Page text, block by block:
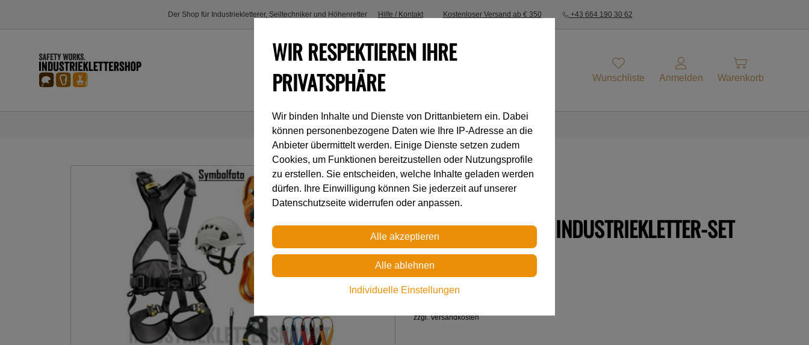
Der Shop für Industriekletterer, Seiltechniker und Höhenretter Hilfe / Kontakt Kostenloser Versand ab € 350 +43 664 190 30 62
Wunschliste Anmelden Warenkorb
Industrieklettern Accessoires
Petzl
PETZL EINSTEIGER INDUSTRIEKLETTER-SET
PSA Set für Einsteiger
€ 1.800,00
zzgl. Versandkosten
WIR RESPEKTIEREN IHRE
PRIVATSPHÄRE
Wir binden Inhalte und Dienste von Drittanbietern ein. Dabei
können personenbezogene Daten wie Ihre IP-Adresse an die
Anbieter übermittelt werden. Einige Dienste setzen zudem
Cookies, um Funktionen bereitzustellen oder Nutzungsprofile
zu erstellen. Sie entscheiden, welche Inhalte geladen werden
dürfen. Ihre Einwilligung können Sie jederzeit auf unserer
Datenschutzseite widerrufen oder anpassen.
Individuelle Einstellungen